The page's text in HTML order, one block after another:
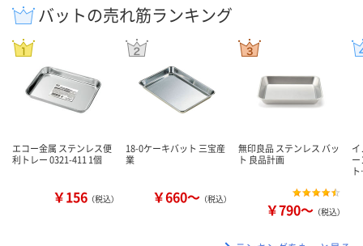
バットの売れ筋ランキング
エコー金属 ステンレス便
利トレー 0321-411 1個
￥156 （税込）
18-0ケーキバット 三宝産
業
￥660～ （税込）
無印良品 ステンレス バッ
ト 良品計画
￥790～ （税込）